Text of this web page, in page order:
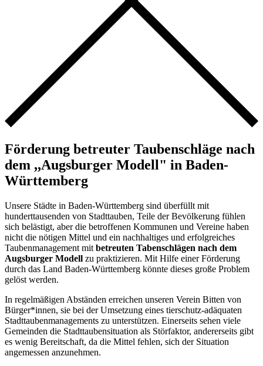
Förderung betreuter Taubenschläge nach
dem ,,Augsburger Modell" in Baden-
Württemberg
Unsere Städte in Baden-Württemberg sind überfüllt mit
hunderttausenden von Stadttauben, Teile der Bevölkerung fühlen
sich belästigt, aber die betroffenen Kommunen und Vereine haben
nicht die nötigen Mittel und ein nachhaltiges und erfolgreiches
Taubenmanagement mit betreuten Tabenschlägen nach dem
Augsburger Modell zu praktizieren. Mit Hilfe einer Förderung
durch das Land Baden-Württemberg könnte dieses große Problem
gelöst werden.
In regelmäßigen Abständen erreichen unseren Verein Bitten von
Bürger*innen, sie bei der Umsetzung eines tierschutz-adäquaten
Stadttaubenmanagements zu unterstützen. Einerseits sehen viele
Gemeinden die Stadttaubensituation als Störfaktor, andererseits gibt
es wenig Bereitschaft, da die Mittel fehlen, sich der Situation
angemessen anzunehmen.